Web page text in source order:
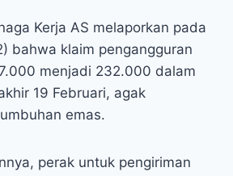
Kerja AS melaporkan pada
bahwa klaim pengangguran
menjadi 232.000 dalam
19 Februari, agak
emas.
perak untuk pengiriman